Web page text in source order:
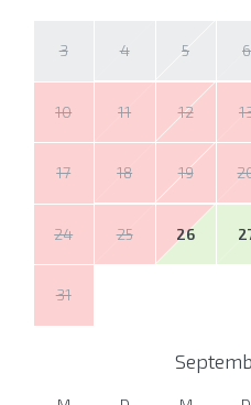
3 4 5 6
10 11 12
17 18 19
24 25 26
31